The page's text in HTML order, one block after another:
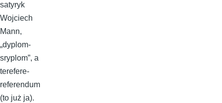
satyryk
Wojciech
Mann,
„dyplom-
sryplom”, a
terefere-
referendum
(to już ja).